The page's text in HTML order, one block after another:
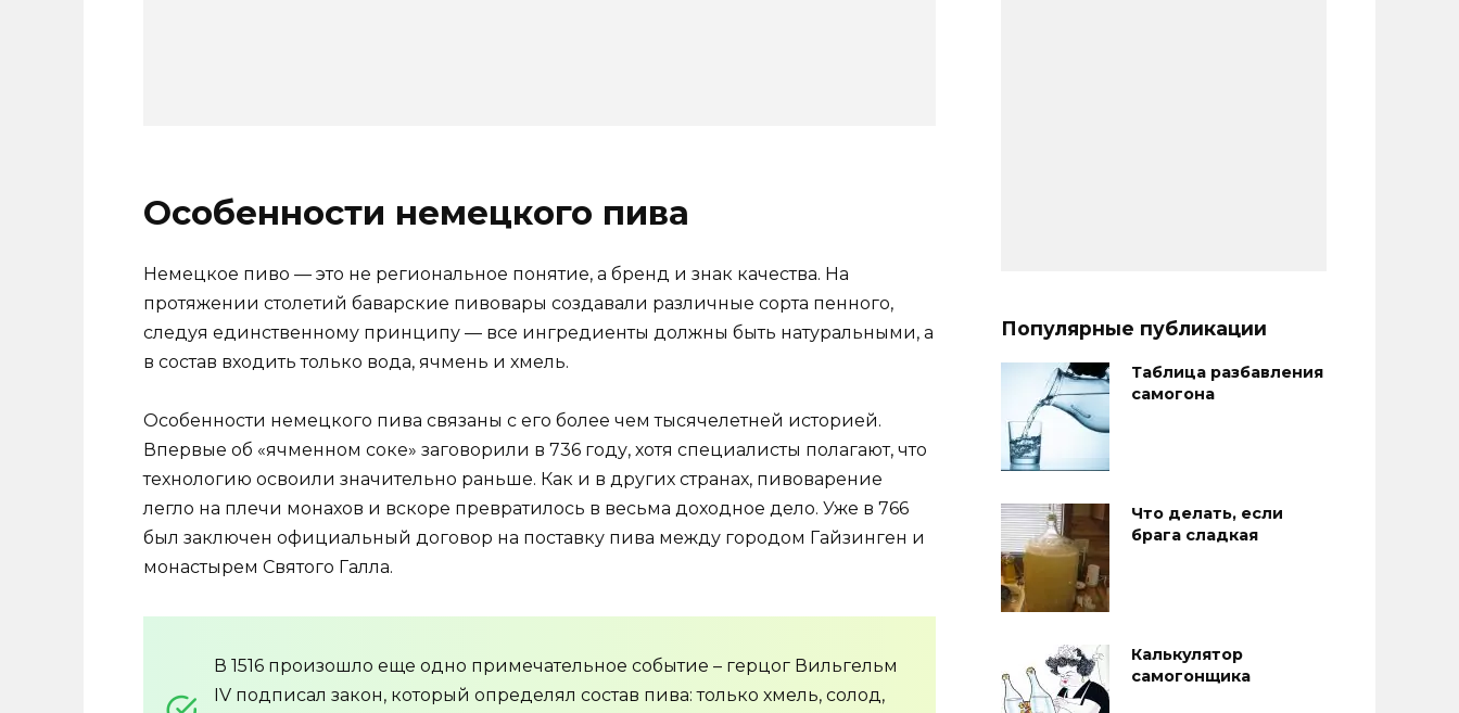
Особенности немецкого пива
Немецкое пиво — это не региональное понятие, а бренд и знак качества. На
протяжении столетий баварские пивовары создавали различные сорта пенного,
следуя единственному принципу — все ингредиенты должны быть натуральными, а
в состав входить только вода, ячмень и хмель.
Особенности немецкого пива связаны с его более чем тысячелетней историей.
Впервые об «ячменном соке» заговорили в 736 году, хотя специалисты полагают, что
технологию освоили значительно раньше. Как и в других странах, пивоварение
легло на плечи монахов и вскоре превратилось в весьма доходное дело. Уже в 766
был заключен официальный договор на поставку пива между городом Гайзинген и
монастырем Святого Галла.
В 1516 произошло еще одно примечательное событие – герцог Вильгельм
IV подписал закон, который определял состав пива: только хмель, солод,
Популярные публикации
Таблица разбавления
самогона
Что делать, если
брага сладкая
Калькулятор
самогонщика